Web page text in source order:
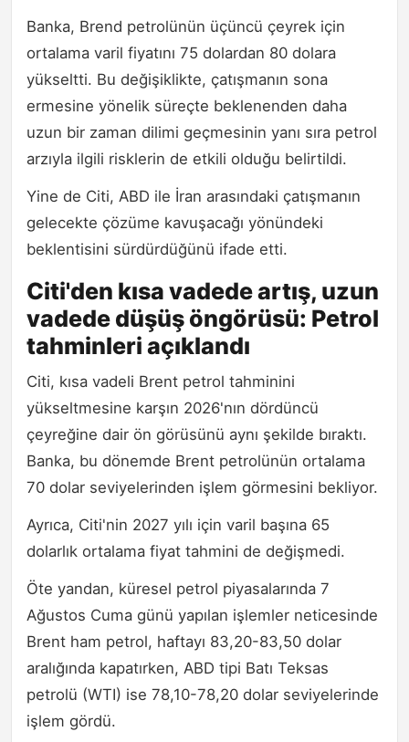
Banka, Brend petrolünün üçüncü çeyrek için
ortalama varil fiyatını 75 dolardan 80 dolara
yükseltti. Bu değişiklikte, çatışmanın sona
ermesine yönelik süreçte beklenenden daha
uzun bir zaman dilimi geçmesinin yanı sıra petrol
arzıyla ilgili risklerin de etkili olduğu belirtildi.
Yine de Citi, ABD ile İran arasındaki çatışmanın
gelecekte çözüme kavuşacağı yönündeki
beklentisini sürdürdüğünü ifade etti.
Citi'den kısa vadede artış, uzun
vadede düşüş öngörüsü: Petrol
tahminleri açıklandı
Citi, kısa vadeli Brent petrol tahminini
yükseltmesine karşın 2026'nın dördüncü
çeyreğine dair ön görüsünü aynı şekilde bıraktı.
Banka, bu dönemde Brent petrolünün ortalama
70 dolar seviyelerinden işlem görmesini bekliyor.
Ayrıca, Citi'nin 2027 yılı için varil başına 65
dolarlık ortalama fiyat tahmini de değişmedi.
Öte yandan, küresel petrol piyasalarında 7
Ağustos Cuma günü yapılan işlemler neticesinde
Brent ham petrol, haftayı 83,20-83,50 dolar
aralığında kapatırken, ABD tipi Batı Teksas
petrolü (WTI) ise 78,10-78,20 dolar seviyelerinde
işlem gördü.